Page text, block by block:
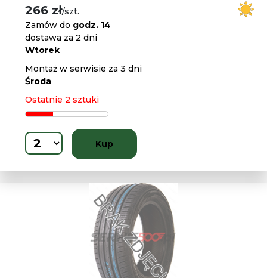
266 zł/szt.
Zamów do godz. 14
dostawa za 2 dni
Wtorek
Montaż w serwisie za 3 dni
Środa
Ostatnie 2 sztuki
Kup